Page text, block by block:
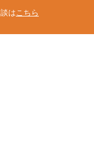
はこちら